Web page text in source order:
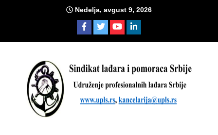
Nedelja, avgust 9, 2026